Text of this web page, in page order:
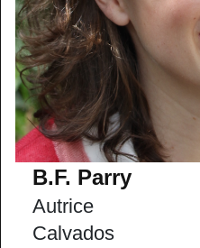
B.F. Parry
Autrice
Calvados